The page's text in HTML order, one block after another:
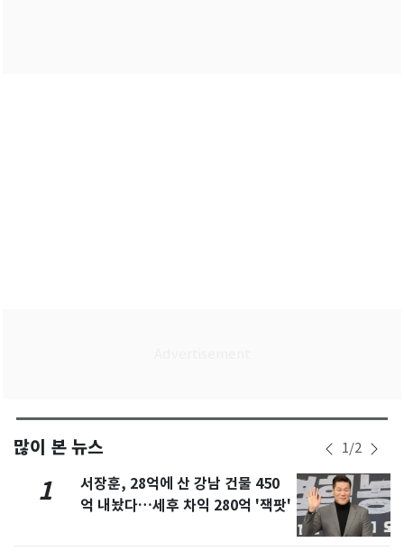
많이 본 뉴스 1/2
1
서장훈, 28억에 산 강남 건물 450
억 내놨다…세후 차익 280억 '잭팟'